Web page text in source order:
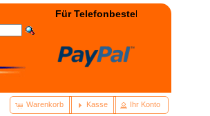
Für Telefonbestellung:
Warenkorb Kasse Ihr Konto